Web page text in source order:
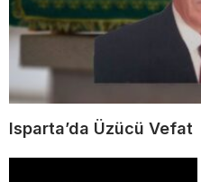
Isparta’da Üzücü Vefat